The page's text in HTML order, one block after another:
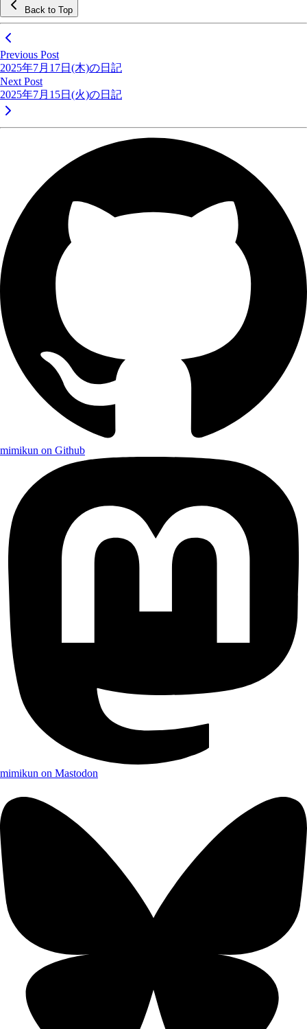
Back to Top
Previous Post
2025年7月17日(木)の日記
Next Post
2025年7月15日(火)の日記
mimikun on Github
mimikun on Mastodon